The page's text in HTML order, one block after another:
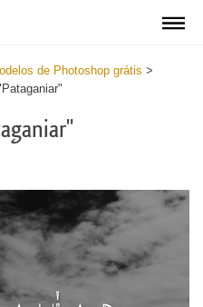
de Photoshop grátis >